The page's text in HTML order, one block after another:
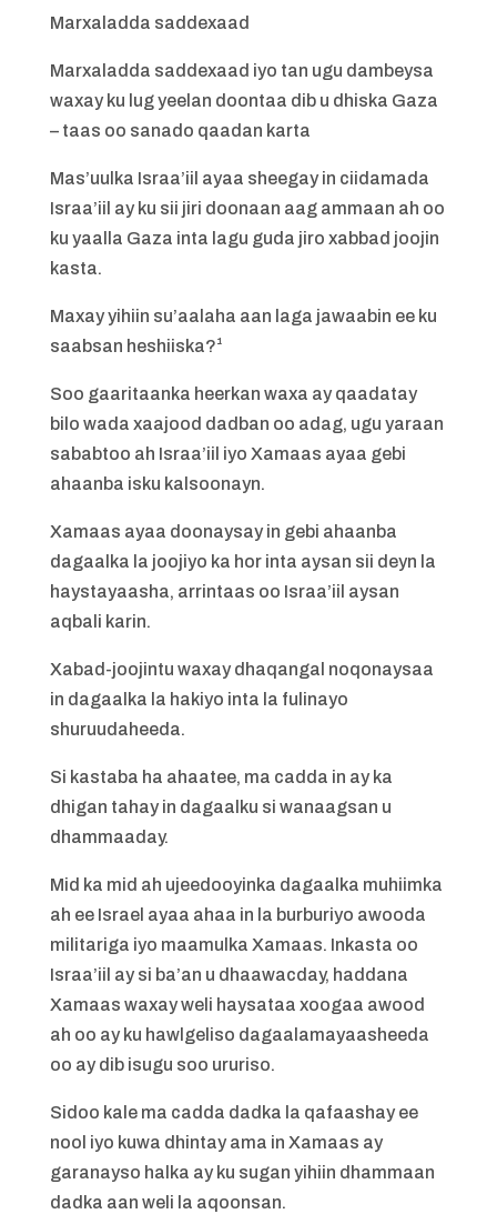
Marxaladda saddexaad
Marxaladda saddexaad iyo tan ugu dambeysa
waxay ku lug yeelan doontaa dib u dhiska Gaza
– taas oo sanado qaadan karta
Mas’uulka Israa’iil ayaa sheegay in ciidamada
Israa’iil ay ku sii jiri doonaan aag ammaan ah oo
ku yaalla Gaza inta lagu guda jiro xabbad joojin
kasta.
Maxay yihiin su’aalaha aan laga jawaabin ee ku
saabsan heshiiska?¹
Soo gaaritaanka heerkan waxa ay qaadatay
bilo wada xaajood dadban oo adag, ugu yaraan
sababtoo ah Israa’iil iyo Xamaas ayaa gebi
ahaanba isku kalsoonayn.
Xamaas ayaa doonaysay in gebi ahaanba
dagaalka la joojiyo ka hor inta aysan sii deyn la
haystayaasha, arrintaas oo Israa’iil aysan
aqbali karin.
Xabad-joojintu waxay dhaqangal noqonaysaa
in dagaalka la hakiyo inta la fulinayo
shuruudaheeda.
Si kastaba ha ahaatee, ma cadda in ay ka
dhigan tahay in dagaalku si wanaagsan u
dhammaaday.
Mid ka mid ah ujeedooyinka dagaalka muhiimka
ah ee Israel ayaa ahaa in la burburiyo awooda
militariga iyo maamulka Xamaas. Inkasta oo
Israa’iil ay si ba’an u dhaawacday, haddana
Xamaas waxay weli haysataa xoogaa awood
ah oo ay ku hawlgeliso dagaalamayaasheeda
oo ay dib isugu soo ururiso.
Sidoo kale ma cadda dadka la qafaashay ee
nool iyo kuwa dhintay ama in Xamaas ay
garanayso halka ay ku sugan yihiin dhammaan
dadka aan weli la aqoonsan.